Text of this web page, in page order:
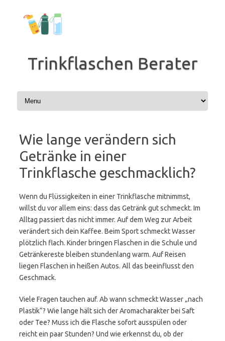
springen
Trinkflaschen Berater
Wie lange verändern sich
Getränke in einer
Trinkflasche geschmacklich?
Wenn du Flüssigkeiten in einer Trinkflasche mitnimmst,
willst du vor allem eins: dass das Getränk gut schmeckt. Im
Alltag passiert das nicht immer. Auf dem Weg zur Arbeit
verändert sich dein Kaffee. Beim Sport schmeckt Wasser
plötzlich flach. Kinder bringen Flaschen in die Schule und
Getränkereste bleiben stundenlang warm. Auf Reisen
liegen Flaschen in heißen Autos. All das beeinflusst den
Geschmack.
Viele Fragen tauchen auf. Ab wann schmeckt Wasser „nach
Plastik“? Wie lange hält sich der Aromacharakter bei Saft
oder Tee? Muss ich die Flasche sofort ausspülen oder
reicht ein paar Stunden? Und wie erkennst du, ob der